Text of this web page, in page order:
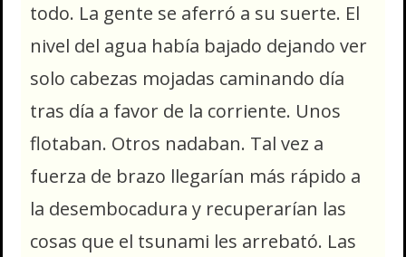
todo. La gente se aferró a su suerte. El
nivel del agua había bajado dejando ver
solo cabezas mojadas caminando día
tras día a favor de la corriente. Unos
flotaban. Otros nadaban. Tal vez a
fuerza de brazo llegarían más rápido a
la desembocadura y recuperarían las
cosas que el tsunami les arrebató. Las